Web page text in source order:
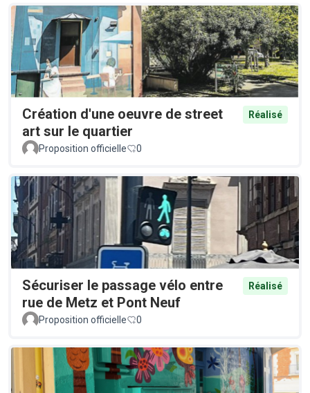
Création d'une oeuvre de street
art sur le quartier
Réalisé
Proposition officielle 0
Sécuriser le passage vélo entre
rue de Metz et Pont Neuf
Réalisé
Proposition officielle 0